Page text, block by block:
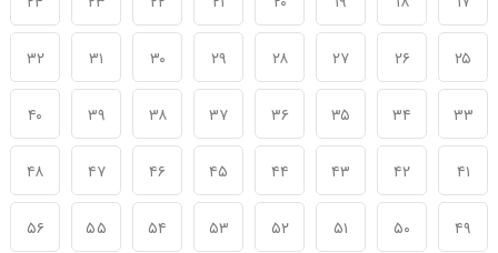
۲۵ ۲۶ ۲۷ ۲۸ ۲۹ ۳۰ ۳۱ ۳۲
۳۳ ۳۴ ۳۵ ۳۶ ۳۷ ۳۸ ۳۹ ۴۰
۴۱ ۴۲ ۴۳ ۴۴ ۴۵ ۴۶ ۴۷ ۴۸
۴۹ ۵۰ ۵۱ ۵۲ ۵۳ ۵۴ ۵۵ ۵۶